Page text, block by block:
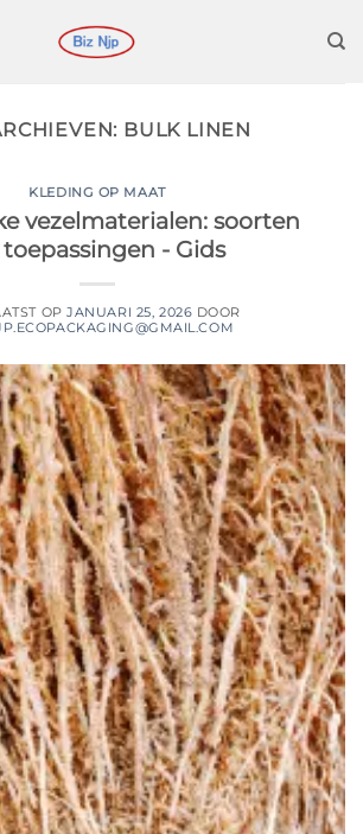
BULK LINEN
KLEDING OP MAAT
vezelmaterialen: soorten
- Gids
OPJANUARI 25, 2026 DOOR